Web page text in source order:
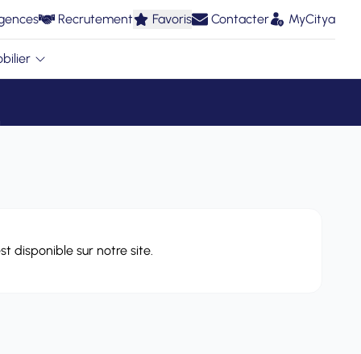
Recrutement Favoris Contacter MyCitya
disponible sur notre site.